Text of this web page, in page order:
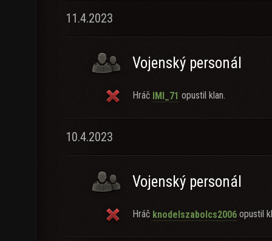
11.4.2023
Vojenský personál
Hráč IMI_71 opustil klan.
10.4.2023
Vojenský personál
Hráč knodelszabolcs2006 opustil